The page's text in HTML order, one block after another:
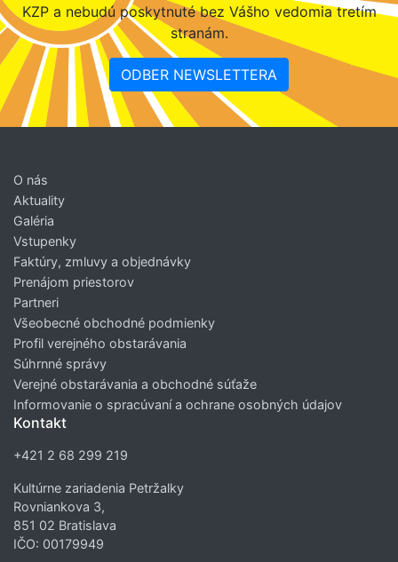
KZP a nebudú poskytnuté bez Vášho vedomia tretím
stranám.
ODBER NEWSLETTERA
O nás
Aktuality
Galéria
Vstupenky
Faktúry, zmluvy a objednávky
Prenájom priestorov
Partneri
Všeobecné obchodné podmienky
Profil verejného obstarávania
Súhrnné správy
Verejné obstarávania a obchodné súťaže
Informovanie o spracúvaní a ochrane osobných údajov
Kontakt
+421 2 68 299 219
Kultúrne zariadenia Petržalky
Rovniankova 3,
851 02 Bratislava
IČO: 00179949